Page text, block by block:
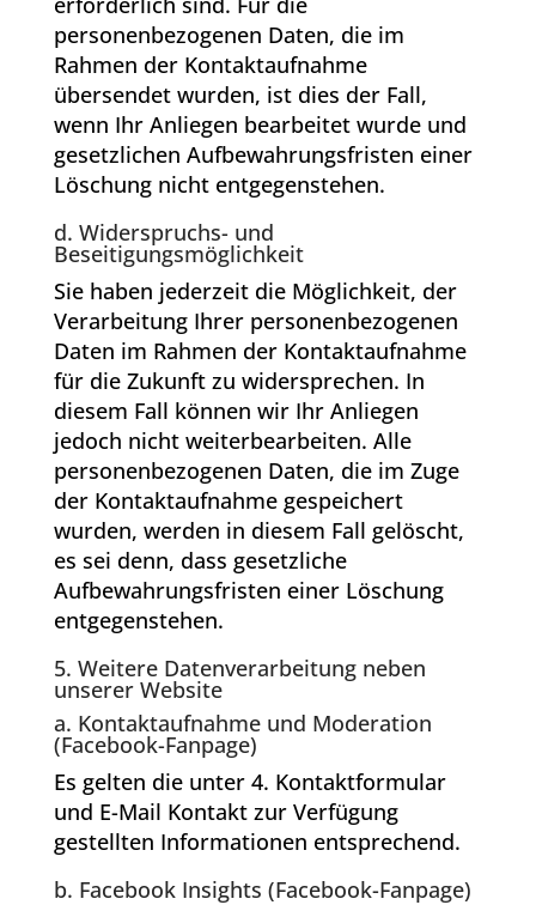
personenbezogenen Daten, die im
Rahmen der Kontaktaufnahme
übersendet wurden, ist dies der Fall,
wenn Ihr Anliegen bearbeitet wurde und
gesetzlichen Aufbewahrungsfristen einer
Löschung nicht entgegenstehen.
d. Widerspruchs- und
Beseitigungsmöglichkeit
Sie haben jederzeit die Möglichkeit, der
Verarbeitung Ihrer personenbezogenen
Daten im Rahmen der Kontaktaufnahme
für die Zukunft zu widersprechen. In
diesem Fall können wir Ihr Anliegen
jedoch nicht weiterbearbeiten. Alle
personenbezogenen Daten, die im Zuge
der Kontaktaufnahme gespeichert
wurden, werden in diesem Fall gelöscht,
es sei denn, dass gesetzliche
Aufbewahrungsfristen einer Löschung
entgegenstehen.
5. Weitere Datenverarbeitung neben
unserer Website
a. Kontaktaufnahme und Moderation
(Facebook-Fanpage)
Es gelten die unter 4. Kontaktformular
und E-Mail Kontakt zur Verfügung
gestellten Informationen entsprechend.
b. Facebook Insights (Facebook-Fanpage)